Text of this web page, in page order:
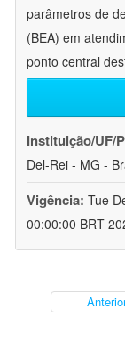
parâmetros de
(BEA) em
ponto central
Instituição/UF/
Del-Rei - MG -
Vigência: Tue
00:00:00 BRT